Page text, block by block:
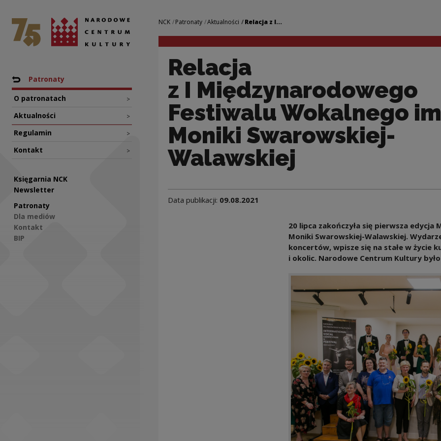
Relacja z I Międzynarodowego
Narodowe Centrum Kultury
Nawigacja
Powrót do: NCK
Patronaty
O patronatach >
Aktualności >
Regulamin >
Kontakt >
Księgarnia NCK
Newsletter
Patronaty
Dla mediów
Kontakt
BIP
Nawigacja
NCK Patronaty Aktualności Relacja z I...
Relacja
z I Międzynarodowego
Festiwalu Wokalnego
Moniki Swarowskiej-
Walawskiej
Data publikacji: 09.08.2021
20 lipca zakończyła się pierwsza
Moniki Swarowskiej-Walawskiej.
koncertów, wpisze się na stałe w życie
i okolic. Narodowe Centrum Kultury